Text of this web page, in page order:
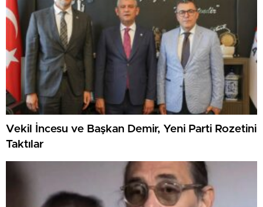
Vekil İncesu ve Başkan Demir, Yeni Parti Rozetini
Taktılar